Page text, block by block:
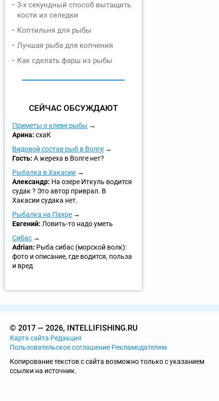
3-х секундный способ вытащить
кости из селедки
Коптильня для рыбы
Лучшая рыба для копчения
Как сделать фарш из рыбы
СЕЙЧАС ОБСУЖДАЮТ
Приметы о клеве рыбы
Арина: схаК
Видовой состав рыб в Волге
Гость: А жереха в Волге нет?
Рыбалка в Хакасии
Александр: На озере Иткуль водится
судак ? Это автор приврал. В
Хакасии судака нет.
Рыбалка на Пахре
Евгений: Ловить-то надо уметь
Сибас
Adrian: Рыба сибас (морской волк):
фото и описание, где водится, польза
и вред
© 2017 — 2026, INTELLIFISHING.RU
Карта сайта Редакция
Пользовательское соглашение Рекламодателям
Копирование текстов с сайта возможно только с указанием
ссылки на источник.